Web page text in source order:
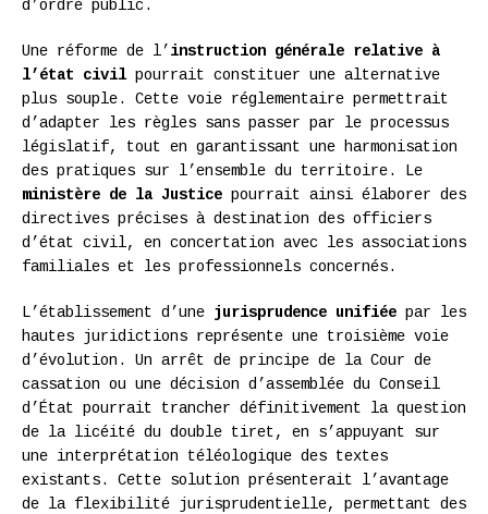
d’ordre public.
Une réforme de l’ instruction générale relative à
l’état civil pourrait constituer une alternative
plus souple. Cette voie réglementaire permettrait
d’adapter les règles sans passer par le processus
législatif, tout en garantissant une harmonisation
des pratiques sur l’ensemble du territoire. Le
ministère de la Justice pourrait ainsi élaborer des
directives précises à destination des officiers
d’état civil, en concertation avec les associations
familiales et les professionnels concernés.
L’établissement d’une jurisprudence unifiée par les
hautes juridictions représente une troisième voie
d’évolution. Un arrêt de principe de la Cour de
cassation ou une décision d’assemblée du Conseil
d’État pourrait trancher définitivement la question
de la licéité du double tiret, en s’appuyant sur
une interprétation téléologique des textes
existants. Cette solution présenterait l’avantage
de la flexibilité jurisprudentielle, permettant des